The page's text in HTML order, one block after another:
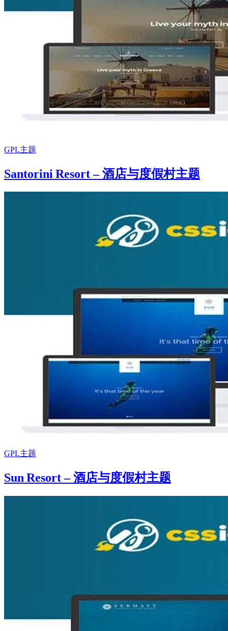
GPL主题
Santorini Resort – 酒店与度假村主题
GPL主题
Sun Resort – 酒店与度假村主题